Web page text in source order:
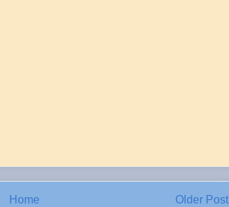
Older Post
Home